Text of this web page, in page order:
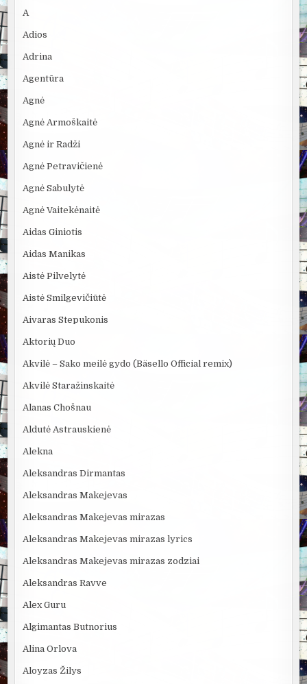
A
Adios
Adrina
Agentūra
Agnė
Agnė Armoškaitė
Agnė ir Radži
Agnė Petravičienė
Agnė Sabulytė
Agnė Vaitekėnaitė
Aidas Giniotis
Aidas Manikas
Aistė Pilvelytė
Aistė Smilgevičiūtė
Aivaras Stepukonis
Aktorių Duo
Akvilė – Sako meilė gydo (Bäsello Official remix)
Akvilė Staražinskaitė
Alanas Chošnau
Aldutė Astrauskienė
Alekna
Aleksandras Dirmantas
Aleksandras Makejevas
Aleksandras Makejevas mirazas
Aleksandras Makejevas mirazas lyrics
Aleksandras Makejevas mirazas zodziai
Aleksandras Ravve
Alex Guru
Algimantas Butnorius
Alina Orlova
Aloyzas Žilys